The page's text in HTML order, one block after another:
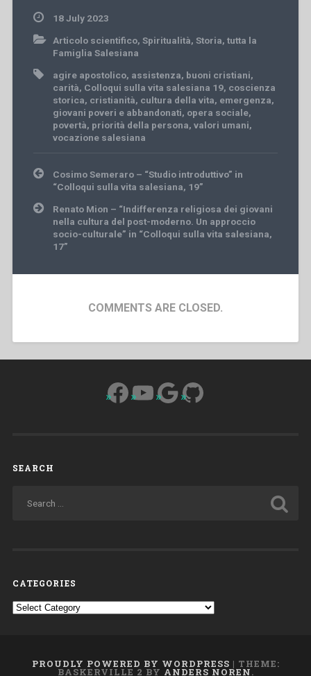
18 July 2023
Articolo scientifico, Spiritualità, Storia, tutta la
Famiglia Salesiana
agire apostolico, assistenza, buoni cristiani,
carità, Colloqui sulla vita salesiana 19, coscienza
storica, cristianità, cultura della vita, emergenza,
giovani poveri e abbandonati, opera sociale,
povertà, priorità della persona, valori umani,
vocazione salesiana
Post
navigation
Cosimo Semeraro – “Studio introduttivo” in
“Colloqui sulla vita salesiana, 19”
Renato Mion – “Indifferenza religiosa dei giovani
nella cultura del post-moderno. Un approccio
socio-culturale” in “Colloqui sulla vita salesiana,
17”
COMMENTS ARE CLOSED.
Facebook
YouTube
Google
GitHub
SEARCH
CATEGORIES
Categories
PROUDLY POWERED BY WORDPRESS | THEME:
BASKERVILLE 2 BY ANDERS NOREN.